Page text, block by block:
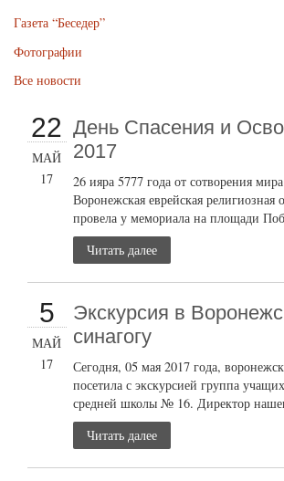
Газета “Беседер”
Фотографии
Все новости
22
МАЙ
17
День Спасения и
2017
26 ияра 5777 года от сотворения
Воронежская еврейская
провела у мемориала на площади
Читать далее
5
МАЙ
17
Экскурсия в
синагогу
Сегодня, 05 мая 2017 года,
посетила с экскурсией группа
средней школы № 16. Директор
Читать далее